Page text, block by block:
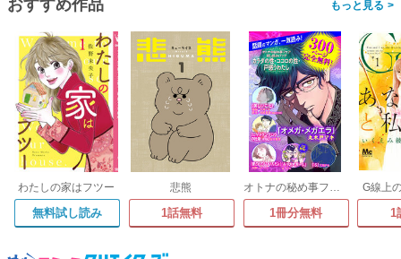
おすすめ作品 >
わたしの家はフツー
無料試し読み
悲熊
1話無料
オトナの秘め事フェア カラダの性・ココロの性・戸惑うわたし 無料試し読みパック
1冊分無料
G線上
1